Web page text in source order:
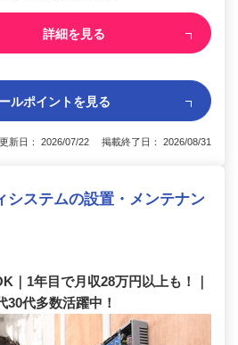
詳細を見る
ルポイントを見る
更新日： 2026/07/22 掲載終了日： 2026/08/31
システムの設置・メンテナン
｜1年目で月収28万円以上も！｜
30代多数活躍中！